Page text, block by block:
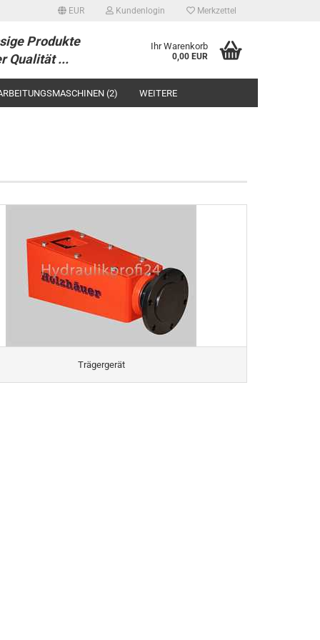
EUR Kundenlogin Merkzettel
Produkte
Qualität ...
Ihr Warenkorb
0,00 EUR
(2) WEITERE
Trägergerät